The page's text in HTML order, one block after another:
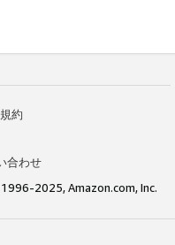
約
合わせ
2025, Amazon.com, Inc.